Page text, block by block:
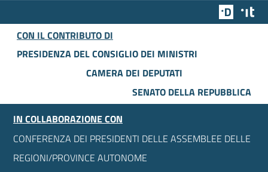
Team
CON IL CONTRIBUTO DI
PRESIDENZA DEL CONSIGLIO DEI MINISTRI
CAMERA DEI DEPUTATI
SENATO DELLA REPUBBLICA
IN COLLABORAZIONE CON
CONFERENZA DEI PRESIDENTI DELLE ASSEMBLEE DELLE
REGIONI/PROVINCE AUTONOME